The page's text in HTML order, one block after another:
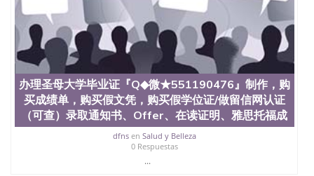
办理圣母大学毕业证『Q◆微★551190476』制作，购
买成绩单，购买假文凭，购买假学位证/做留信网认证
（可查）录取通知书、Offer、在读证明、雅思托福成
dfnsen Salud y Belleza
0 Respuestas
...